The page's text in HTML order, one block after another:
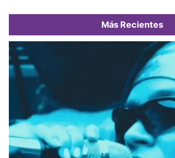
Más Recientes